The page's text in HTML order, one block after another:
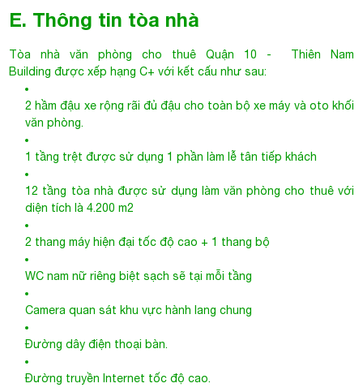
diện tích là 4.200 m2
2 thang máy hiện đại tốc độ cao + 1 thang bộ
WC nam nữ riêng biệt sạch sẽ tại mỗi tầng
Camera quan sát khu vực hành lang chung
Đường dây điện thoại bàn.
Đường truyền Internet tốc độ cao.
Dịch vụ dọn vệ sinh văn phòng.
Hệ thống báo cháy và PCCC
Nhân viên bảo vệ và lễ tân chu đáo, tận tình.
Với mức giá thuê khá cạnh tranh khi so với các cao ốc văn
phòng cho thuê quận 10 cùng khu vực. Bên cạnh đấy, cùng
những tiện ích và giá trị mang lại,Tòa nhà văn phòng cho thuê